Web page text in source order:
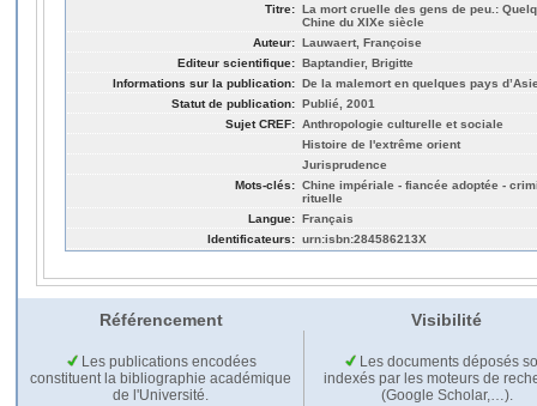
Titre: La mort cruelle des gens de peu.:
Chine du XIXe siècle
Auteur: Lauwaert, Françoise
Editeur scientifique: Baptandier, Brigitte
Informations sur la publication: De la malemort en quelques pays
Statut de publication: Publié, 2001
Sujet CREF: Anthropologie culturelle et sociale
Histoire de l'extrême orient
Jurisprudence
Mots-clés: Chine impériale - fiancée adoptée -
rituelle
Langue: Français
Identificateurs: urn:isbn:284586213X
Référencement Visibilité
Les publications encodées
constituent la bibliographie académique
de l'Université.
Les documents déposés
indexés par les moteurs de
(Google Scholar,…).